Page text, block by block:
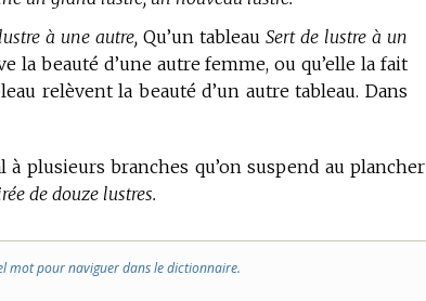
à une autre, Qu’un tableauSert de lustre à un
la beauté d’une autre femme, ou qu’elle la fait
relèvent la beauté d’un autre tableau. Dans
à plusieurs branches qu’on suspend au plancher
de douze lustres.
mot pour naviguer dans le dictionnaire.